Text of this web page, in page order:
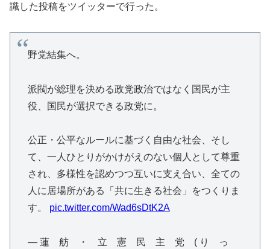
識した投稿をツイッターで行った。
野党結集へ。
派閥が総理を決める政党政治ではなく国民が主
役、国民が選択できる政党に。
公正・公平なルールに基づく自由な社会、そし
て、一人ひとりがかけがえのない個人として尊重
され、多様性を認めつつ互いに支え合い、全ての
人に居場所がある「共に生きる社会」をつくりま
す。 pic.twitter.com/Wad6sDtK2A
— 蓮 舫 ・ 立 憲 民 主 党 ( り っ